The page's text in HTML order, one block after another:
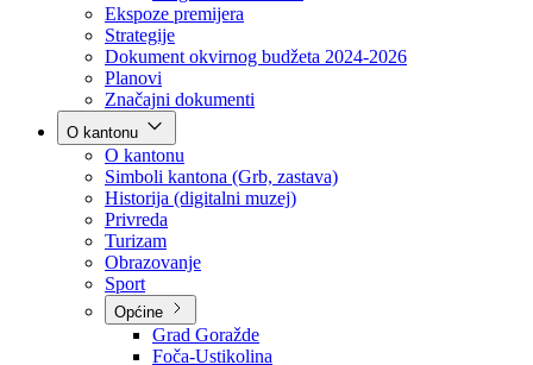
Vlada
Poslovnik
Program rada Vlade
Ekspoze premijera
Strategije
Dokument okvirnog budžeta 2024-2026
Planovi
Značajni dokumenti
O kantonu
O kantonu
Simboli kantona (Grb, zastava)
Historija (digitalni muzej)
Privreda
Turizam
Obrazovanje